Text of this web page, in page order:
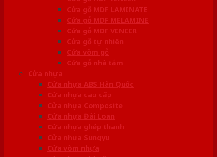
Cửa gỗ MDF LAMINATE
Cửa gỗ MDF MELAMINE
Cửa gỗ MDF VENEER
Cửa gỗ tự nhiên
Cửa vòm gỗ
Cửa gỗ nhà tắm
Cửa nhựa
Cửa nhựa ABS Hàn Quốc
Cửa nhựa cao cấp
Cửa nhựa Composite
Cửa nhựa Đài Loan
Cửa nhựa ghép thanh
Cửa nhựa Sungyu
Cửa vòm nhựa